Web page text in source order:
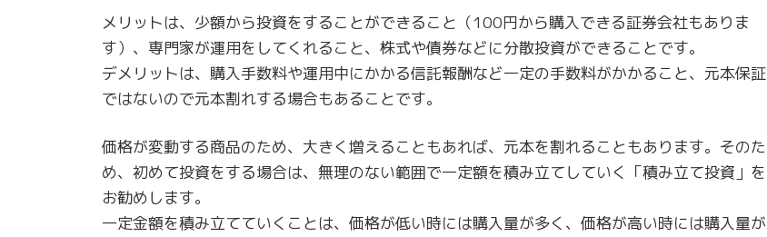
メリットは、少額から投資をすることができること（100円から購入できる証券会社もありま
す）、専門家が運用をしてくれること、株式や債券などに分散投資ができることです。
デメリットは、購入手数料や運用中にかかる信託報酬など一定の手数料がかかること、元本保証
ではないので元本割れする場合もあることです。
価格が変動する商品のため、大きく増えることもあれば、元本を割れることもあります。そのた
め、初めて投資をする場合は、無理のない範囲で一定額を積み立てしていく「積み立て投資」を
お勧めします。
一定金額を積み立てていくことは、価格が低い時には購入量が多く、価格が高い時には購入量が